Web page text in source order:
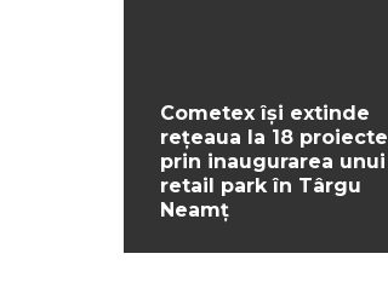
Cometex își extinde
rețeaua la 18 proiecte
prin inaugurarea unui
retail park în Târgu
Neamț